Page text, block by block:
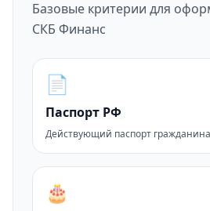
Базовые критерии для
СКБ Финанс
📄
Паспорт РФ
Действующий паспорт
🎂